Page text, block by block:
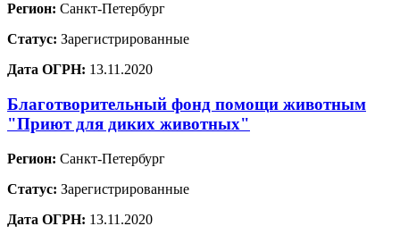
Регион: Санкт-Петербург
Статус: Зарегистрированные
Дата ОГРН: 13.11.2020
Благотворительный фонд помощи животным
"Приют для диких животных"
Регион: Санкт-Петербург
Статус: Зарегистрированные
Дата ОГРН: 13.11.2020